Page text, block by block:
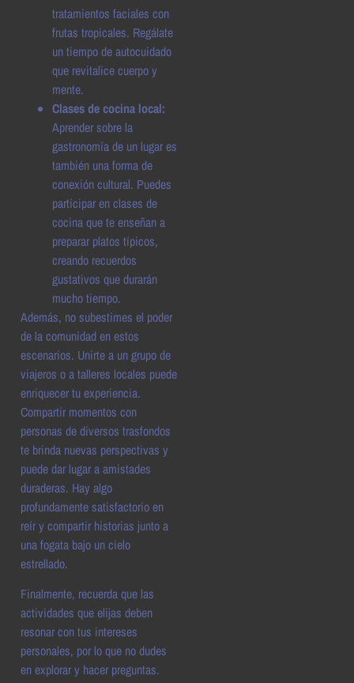
tratamientos faciales con
frutas tropicales. Regálate
un tiempo de autocuidado
que revitalice cuerpo y
mente.
Clases de cocina local:
Aprender sobre la
gastronomía de un lugar es
también una forma de
conexión cultural. Puedes
participar en clases de
cocina que te enseñan a
preparar platos típicos,
creando recuerdos
gustativos que durarán
mucho tiempo.
Además, no subestimes el poder
de la comunidad en estos
escenarios. Unirte a un grupo de
viajeros o a talleres locales puede
enriquecer tu experiencia.
Compartir momentos con
personas de diversos trasfondos
te brinda nuevas perspectivas y
puede dar lugar a amistades
duraderas. Hay algo
profundamente satisfactorio en
reír y compartir historias junto a
una fogata bajo un cielo
estrellado.
Finalmente, recuerda que las
actividades que elijas deben
resonar con tus intereses
personales, por lo que no dudes
en explorar y hacer preguntas.